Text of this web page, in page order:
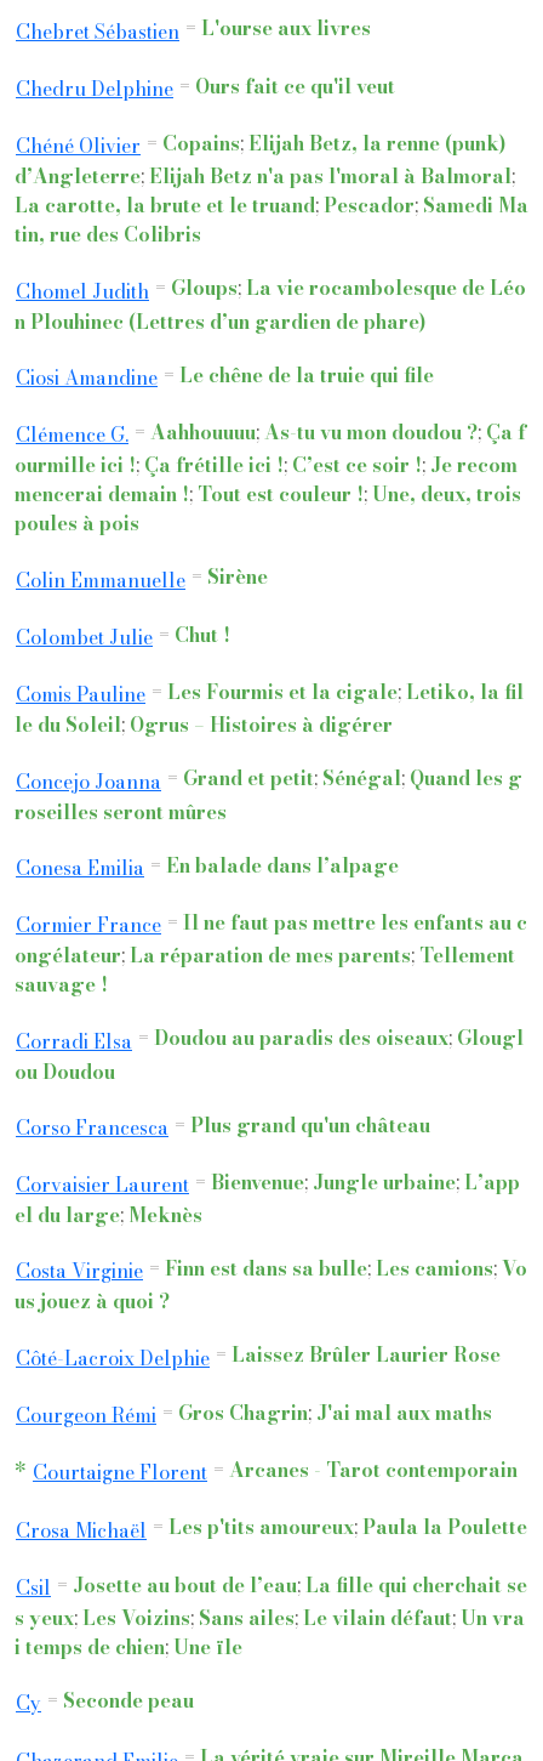
Chebret Sébastien = L'ourse aux livres
Chedru Delphine = Ours fait ce qu'il veut
Chéné Olivier = Copains;Elijah Betz, la renne (punk)
d’Angleterre;Elijah Betz n'a pas l'moral à Balmoral;
La carotte, la brute et le truand;Pescador; Samedi Ma
tin, rue des Colibris
Chomel Judith = Gloups;La vie rocambolesque de Léo
n Plouhinec (Lettres d’un gardien de phare)
Ciosi Amandine = Le chêne de la truie qui file
Clémence G. = Aahhouuuu;As-tu vu mon doudou ?; Ça f
ourmille ici !; Ça frétille ici !; C’est ce soir !; Je recom
mencerai demain !; Tout est couleur !;Une, deux, trois
poules à pois
Colin Emmanuelle = Sirène
Colombet Julie = Chut !
Comis Pauline = Les Fourmis et la cigale;Letiko, la fil
le du Soleil; Ogrus – Histoires à digérer
Concejo Joanna = Grand et petit; Sénégal; Quand les g
roseilles seront mûres
Conesa Emilia = En balade dans l’alpage
Cormier France = Il ne faut pas mettre les enfants au c
ongélateur;La réparation de mes parents; Tellement
sauvage !
Corradi Elsa = Doudou au paradis des oiseaux; Glougl
ou Doudou
Corso Francesca = Plus grand qu'un château
Corvaisier Laurent = Bienvenue; Jungle urbaine;L’app
el du large; Meknès
Costa Virginie = Finn est dans sa bulle;Les camions;Vo
us jouez à quoi ?
Côté-Lacroix Delphie = Laissez Brûler Laurier Rose
Courgeon Rémi = Gros Chagrin; J'ai mal aux maths
* Courtaigne Florent = Arcanes - Tarot contemporain
Crosa Michaël = Les p'tits amoureux;Paula la Poulette
Csil = Josette au bout de l’eau;La fille qui cherchait se
s yeux;Les Voizins; Sans ailes;Le vilain défaut;Un vra
i temps de chien;Une ïle
Cy = Seconde peau